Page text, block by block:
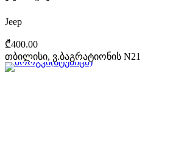
Jeep
₾400.00
თბილისი, ვ.ბაგრატიონის N21